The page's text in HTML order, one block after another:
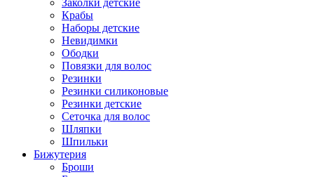
Заколки детские
Крабы
Наборы детские
Невидимки
Ободки
Повязки для волос
Резинки
Резинки силиконовые
Резинки детские
Сеточка для волос
Шляпки
Шпильки
Бижутерия
Броши